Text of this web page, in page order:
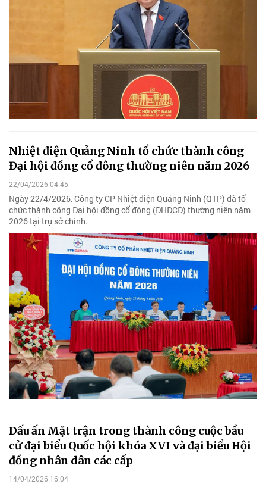
Nhiệt điện Quảng Ninh tổ chức thành công
Đại hội đồng cổ đông thường niên năm 2026
22/04/2026 04:45
Ngày 22/4/2026, Công ty CP Nhiệt điện Quảng Ninh (QTP) đã tổ
chức thành công Đại hội đồng cổ đông (ĐHĐCĐ) thường niên năm
2026 tại trụ sở chính.
Dấu ấn Mặt trận trong thành công cuộc bầu
cử đại biểu Quốc hội khóa XVI và đại biểu Hội
đồng nhân dân các cấp
14/04/2026 16:04